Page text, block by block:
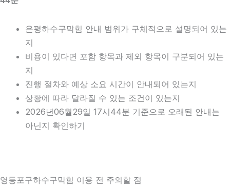
은평하수구막힘 안내 범위가 구체적으로 설명되어 있는
지
비용이 있다면 포함 항목과 제외 항목이 구분되어 있는
지
진행 절차와 예상 소요 시간이 안내되어 있는지
상황에 따라 달라질 수 있는 조건이 있는지
2026년06월29일 17시44분 기준으로 오래된 안내는
아닌지 확인하기
영등포구하수구막힘 이용 전 주의할 점